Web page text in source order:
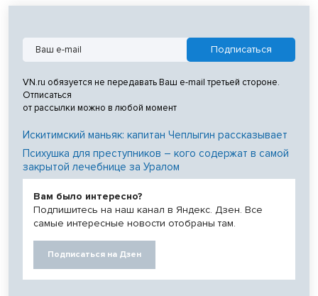
VN.ru обязуется не передавать Ваш e-mail третьей стороне.
Отписаться
от рассылки можно в любой момент
Искитимский маньяк: капитан Чеплыгин рассказывает
Психушка для преступников – кого содержат в самой
закрытой лечебнице за Уралом
Вам было интересно?
Подпишитесь на наш канал в Яндекс. Дзен. Все
самые интересные новости отобраны там.
Подписаться на Дзен